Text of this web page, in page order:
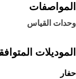
القياس
المتوافقة